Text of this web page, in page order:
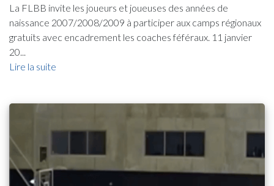
La FLBB invite les joueurs et joueuses des années de
naissance 2007/2008/2009 à participer aux camps régionaux
gratuits avec encadrement les coaches féféraux. 11 janvier
20...
Lire la suite